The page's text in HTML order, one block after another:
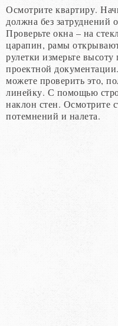
Осмотрите квартиру.
должна без затруднений
Проверьте окна – на
царапин, рамы
рулетки измерьте высоту
проектной
можете проверить это,
линейку. С помощью
наклон стен. Осмотрите
потемнений и налета.